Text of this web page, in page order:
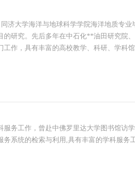
大学海洋与地球科学学院海洋地质专业
的研究。先后多年在中石化**油田研究院
作，具有丰富的高校教学、科研、学科
务工作，曾赴中佛罗里达大学图书馆访
系统的检索与利用,具有丰富的学科服务